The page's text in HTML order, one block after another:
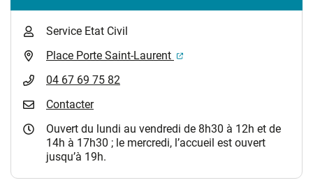
Service Etat Civil
Place Porte Saint-Laurent
(ouverture dans un
04 67 69 75 82
Contacter
Ouvert du lundi au vendredi de 8h30 à 12h et de
14h à 17h30 ; le mercredi, l’accueil est ouvert
jusqu’à 19h.